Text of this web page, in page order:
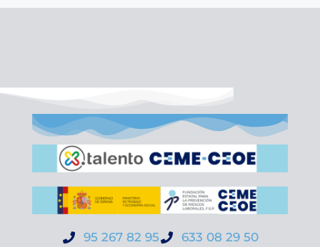
95 267 82 95
633 08 29 50